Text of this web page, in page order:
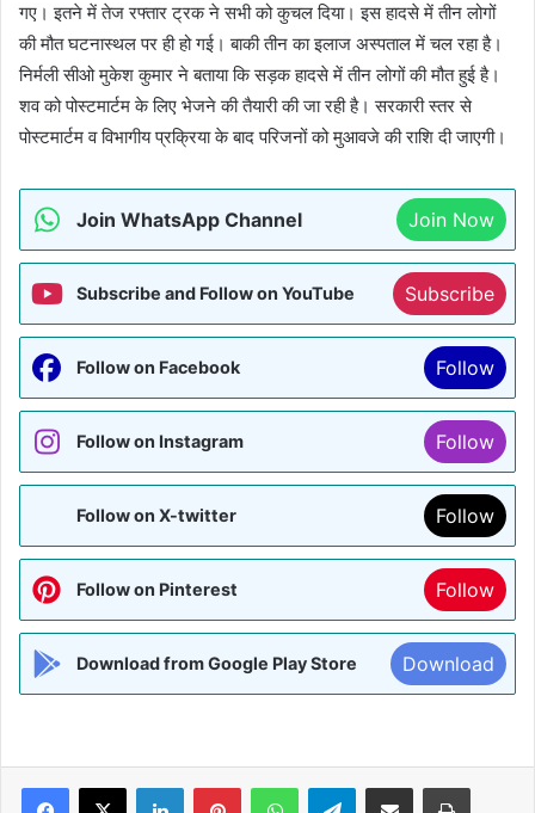
गए। इतने में तेज रफ्तार ट्रक ने सभी को कुचल दिया। इस हादसे में तीन लोगों
की मौत घटनास्थल पर ही हो गई। बाकी तीन का इलाज अस्पताल में चल रहा है।
निर्मली सीओ मुकेश कुमार ने बताया कि सड़क हादसे में तीन लोगों की मौत हुई है।
शव को पोस्टमार्टम के लिए भेजने की तैयारी की जा रही है। सरकारी स्तर से
पोस्टमार्टम व विभागीय प्रक्रिया के बाद परिजनों को मुआवजे की राशि दी जाएगी।
Join WhatsApp Channel Join Now
Subscribe and Follow on YouTube Subscribe
Follow on Facebook Follow
Follow on Instagram Follow
Follow on X-twitter Follow
Follow on Pinterest Follow
Download from Google Play Store Download
Facebook
X LinkedInPinterestWhatsAppTelegramShare via Email Print